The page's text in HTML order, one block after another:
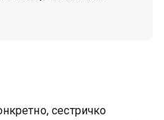
сестричко